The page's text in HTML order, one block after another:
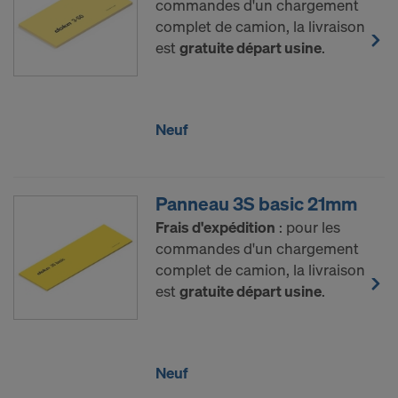
commandes d'un chargement
complet de camion, la livraison
est gratuite départ usine.
Neuf
Panneau 3S basic 21mm
Frais d'expédition : pour les
commandes d'un chargement
complet de camion, la livraison
est gratuite départ usine.
Neuf
fins de contrôle et de surveillance et en ce que
vous êtes largement dépourvu de droits effectifs et
Les données à caractère personnel que nous
Nous coopérons avec les destinataires suivants par
le biais de diverses applications :
Facebook LLC
Google LLC
Microsoft Corporation